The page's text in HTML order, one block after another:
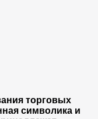
торговых
символика и